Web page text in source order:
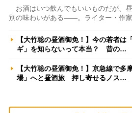
お酒はいつ飲んでもいいものだが、
別の味わいがある――。ライター・作
【大竹聡の昼酒御免！】今の若者は
ギ」を知らないって本当？ 昔の…
【大竹聡の昼酒御免！】京急線で多
場」へと昼酒旅 押し寄せるノス…